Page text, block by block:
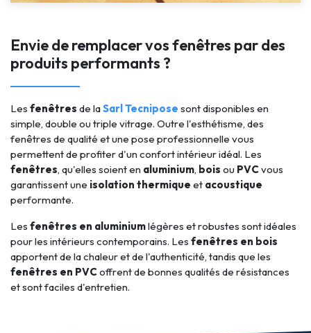
Envie de remplacer vos fenêtres par des
produits performants ?
Les fenêtres de laSarl Tecnipose sont disponibles en
simple, double ou triple vitrage. Outre l'esthétisme, des
fenêtres de qualité et une pose professionnelle vous
permettent de profiter d'un confort intérieur idéal. Les
fenêtres, qu'elles soient en aluminium, bois ou PVCvous
garantissent une isolation thermique et acoustique
performante.
Les fenêtres en aluminiumlégères et robustes sont idéales
pour les intérieurs contemporains. Les fenêtres en bois
apportent de la chaleur et de l'authenticité, tandis que les
fenêtres en PVCoffrent de bonnes qualités de résistances
et sont faciles d'entretien.